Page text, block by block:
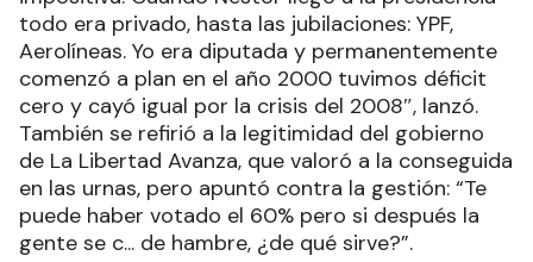
todo era privado, hasta las jubilaciones: YPF,
Aerolíneas. Yo era diputada y permanentemente
comenzó a plan en el año 2000 tuvimos déficit
cero y cayó igual por la crisis del 2008″, lanzó.
También se refirió a la legitimidad del gobierno
de La Libertad Avanza, que valoró a la conseguida
en las urnas, pero apuntó contra la gestión: “Te
puede haber votado el 60% pero si después la
gente se c... de hambre, ¿de qué sirve?”.